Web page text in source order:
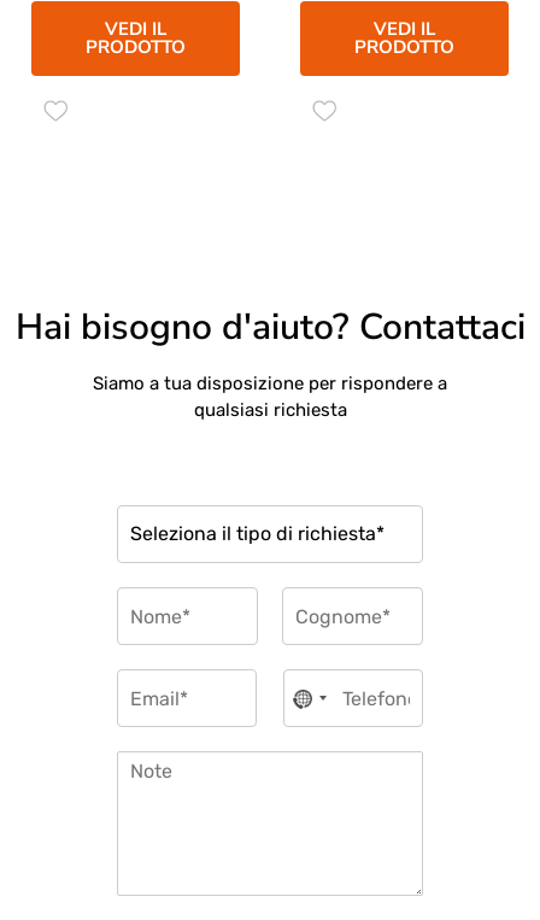
VEDI IL
PRODOTTO
VEDI IL
PRODOTTO
Hai bisogno d'aiuto? Contattaci
Siamo a tua disposizione per rispondere a
qualsiasi richiesta
T
p
o
i
e
s
N
m
e
E
m
a
i
T
e
l
e
No country selected